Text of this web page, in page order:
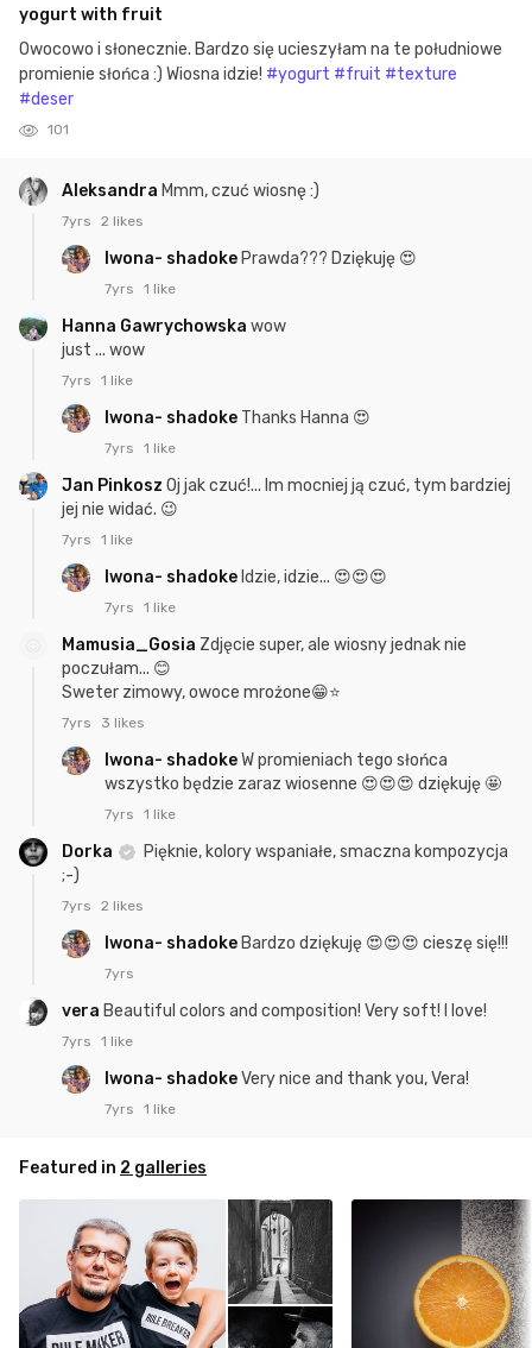
yogurt with fruit
Owocowo i słonecznie. Bardzo się ucieszyłam na te południowe
promienie słońca :) Wiosna idzie! #yogurt #fruit #texture
#deser
101
Aleksandra Mmm, czuć wiosnę :)
7yrs 2 likes
Iwona- shadoke Prawda??? Dziękuję 😍
7yrs 1 like
Hanna Gawrychowska wow
just ... wow
7yrs 1 like
Iwona- shadoke Thanks Hanna 😍
7yrs 1 like
Jan Pinkosz Oj jak czuć!... Im mocniej ją czuć, tym bardziej
jej nie widać. 😉
7yrs 1 like
Iwona- shadoke Idzie, idzie... 😍😍😍
7yrs 1 like
Mamusia_Gosia Zdjęcie super, ale wiosny jednak nie
poczułam... 😊
Sweter zimowy, owoce mrożone😁⭐
7yrs 3 likes
Iwona- shadokeW promieniach tego słońca
wszystko będzie zaraz wiosenne 😍😍😍 dziękuję 🤩
7yrs 1 like
Dorka
Pięknie, kolory wspaniałe, smaczna kompozycja
;-)
7yrs 2 likes
Iwona- shadoke Bardzo dziękuję 😍😍😍 cieszę się!!!
7yrs
vera Beautiful colors and composition! Very soft! I love!
7yrs 1 like
Iwona- shadokeVery nice and thank you, Vera!
7yrs 1 like
Featured in 2 galleries